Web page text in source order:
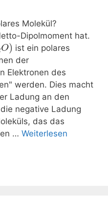
Molekül?
Dipolmoment hat.
O) ist ein polares
der
Elektronen des
werden. Dies macht
Ladung an den
negative Ladung
das das
… Weiterlesen